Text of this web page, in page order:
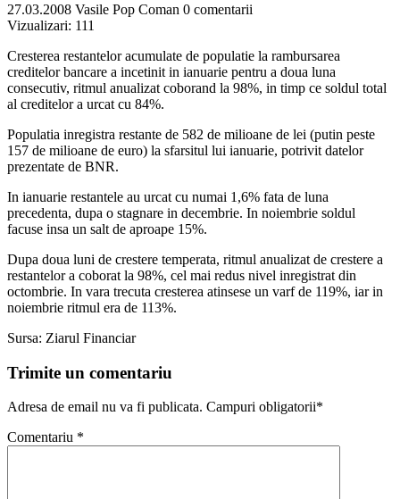
27.03.2008 Vasile Pop Coman 0 comentarii
Vizualizari: 111
Cresterea restantelor acumulate de populatie la rambursarea
creditelor bancare a incetinit in ianuarie pentru a doua luna
consecutiv, ritmul anualizat coborand la 98%, in timp ce soldul total
al creditelor a urcat cu 84%.
Populatia inregistra restante de 582 de milioane de lei (putin peste
157 de milioane de euro) la sfarsitul lui ianuarie, potrivit datelor
prezentate de BNR.
In ianuarie restantele au urcat cu numai 1,6% fata de luna
precedenta, dupa o stagnare in decembrie. In noiembrie soldul
facuse insa un salt de aproape 15%.
Dupa doua luni de crestere temperata, ritmul anualizat de crestere a
restantelor a coborat la 98%, cel mai redus nivel inregistrat din
octombrie. In vara trecuta cresterea atinsese un varf de 119%, iar in
noiembrie ritmul era de 113%.
Sursa: Ziarul Financiar
Trimite un comentariu
Adresa de email nu va fi publicata. Campuri obligatorii*
Comentariu *